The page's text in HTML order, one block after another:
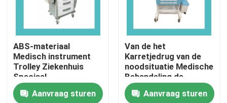
Fabriekstocht
Kwaliteitscontrole
Neem contact met ons op
ABS-materiaal
Medisch instrument
Trolley Ziekenhuis
Speciaal
medicijnvoertuig
Aanvraag sturen
Van de het
Karretjedrug van de
noodsituatie Medische
Behandeling de
Leveringskar met
Facultatieve Delen
Aanvraag sturen